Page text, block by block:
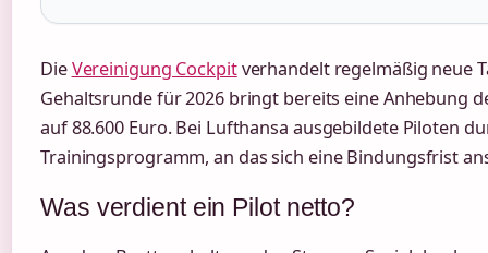
DieVereinigung Cockpitverhandelt regelmäßig neue
Gehaltsrunde für 2026 bringt bereits eine Anhebung
auf 88.600 Euro. Bei Lufthansa ausgebildete Piloten
Trainingsprogramm, an das sich eine Bindungsfrist
Was verdient ein Pilot netto?